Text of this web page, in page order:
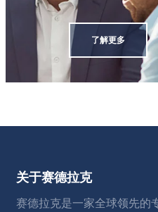
了解更多
关于赛德拉克
赛德拉克是一家全球领先的